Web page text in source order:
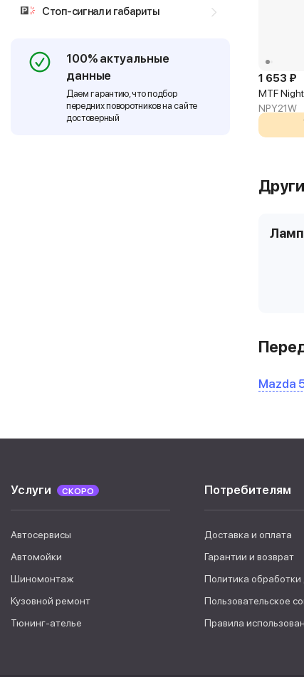
Стоп-сигнал и габариты
100% актуальные
данные
Даем гарантию, что подбор
передних поворотников на сайте
достоверный
1 653 ₽
MTF
NPY21W
Mazda
Услуги СКОРО
Автосервисы
Автомойки
Шиномонтаж
Кузовной ремонт
Тюнинг-ателье
Потребителям
Доставка и оплата
Гарантии и возврат
Политика
Пользовательское
Правила